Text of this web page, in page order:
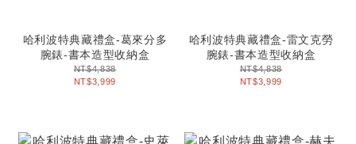
哈利波特典藏禮盒-葛來分多
腕錶-書本造型收納盒
NT$4,838
NT$3,999
哈利波特典藏禮盒-雷文克勞
腕錶-書本造型收納盒
NT$4,838
NT$3,999